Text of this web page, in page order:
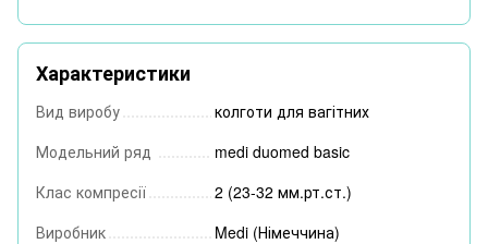
Характеристики
Вид виробу
колготи для вагітних
Модельний ряд
medi duomed basic
Клас компресії
2 (23-32 мм.рт.ст.)
Виробник
Medi (Німеччина)